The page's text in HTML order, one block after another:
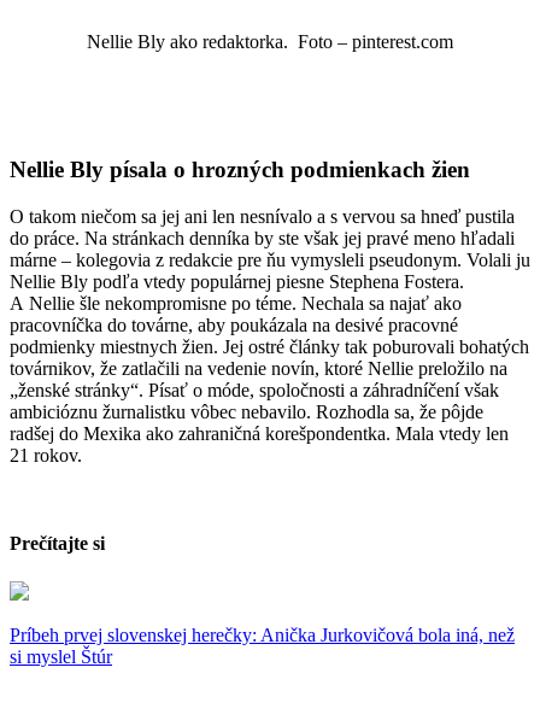
Nellie Bly ako redaktorka. Foto – pinterest.com
Nellie Bly písala o hrozných podmienkach žien
O takom niečom sa jej ani len nesnívalo a s vervou sa hneď pustila
do práce. Na stránkach denníka by ste však jej pravé meno hľadali
márne – kolegovia z redakcie pre ňu vymysleli pseudonym. Volali ju
Nellie Bly podľa vtedy populárnej piesne Stephena Fostera.
A Nellie šle nekompromisne po téme. Nechala sa najať ako
pracovníčka do továrne, aby poukázala na desivé pracovné
podmienky miestnych žien. Jej ostré články tak poburovali bohatých
továrnikov, že zatlačili na vedenie novín, ktoré Nellie preložilo na
„ženské stránky“. Písať o móde, spoločnosti a záhradníčení však
ambicióznu žurnalistku vôbec nebavilo. Rozhodla sa, že pôjde
radšej do Mexika ako zahraničná korešpondentka. Mala vtedy len
21 rokov.
Prečítajte si
Príbeh prvej slovenskej herečky: Anička Jurkovičová bola iná, než
si myslel Štúr